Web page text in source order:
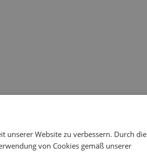
auf
unserer Website zu verbessern. Durch die
von Cookies gemäß unserer